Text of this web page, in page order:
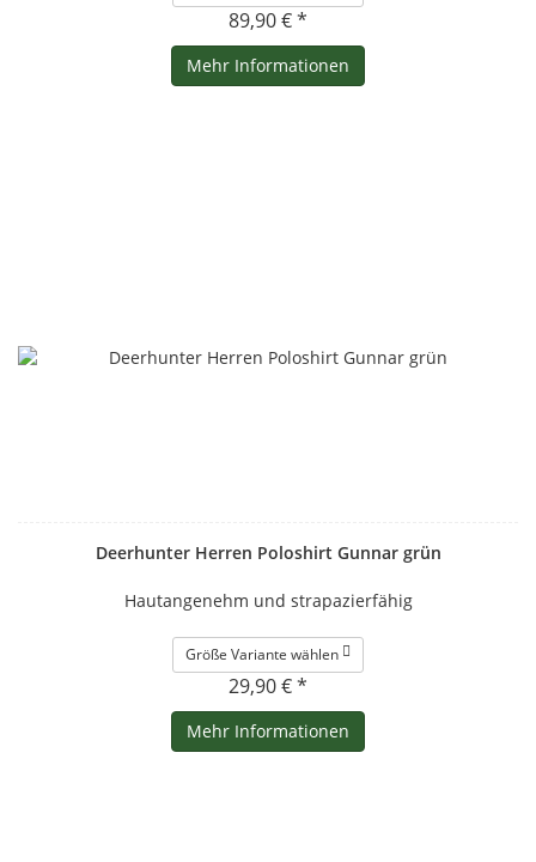
89,90 € *
Mehr Informationen
Deerhunter Herren Poloshirt Gunnar grün
Hautangenehm und strapazierfähig
Größe Variante wählen
29,90 € *
Mehr Informationen